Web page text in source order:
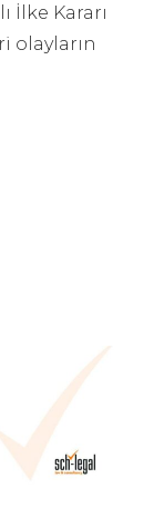
İlke Kararı
olayların